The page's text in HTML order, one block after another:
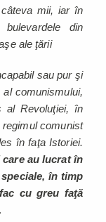
mii, iar în
din
ale ţării
sau pur şi
comunismului,
al Revoluţiei, în
comunist
în faţa Istoriei.
care au lucrat în
în timp
cu greu faţă